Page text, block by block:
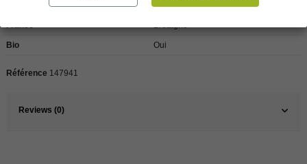
France
France Bretagne
Bio Oui
Référence 147941
Reviews (0)